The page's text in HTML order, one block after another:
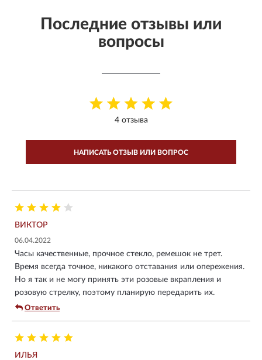
Последние отзывы или
вопросы
4 отзыва
НАПИСАТЬ ОТЗЫВ ИЛИ ВОПРОС
ВИКТОР
06.04.2022
Часы качественные, прочное стекло, ремешок не трет.
Время всегда точное, никакого отставания или опережения.
Но я так и не могу принять эти розовые вкрапления и
розовую стрелку, поэтому планирую передарить их.
Ответить
ИЛЬЯ